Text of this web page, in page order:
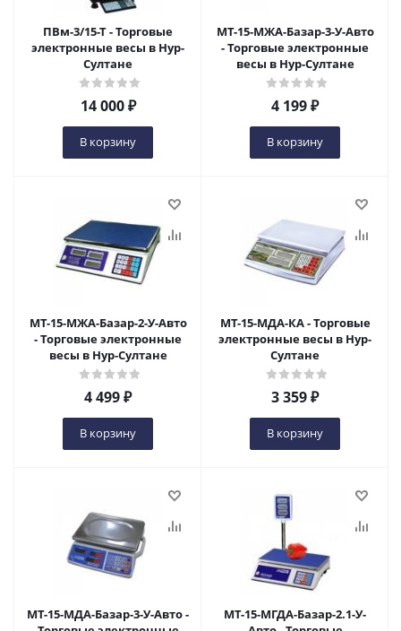
ПВм-3/15-Т - Торговые
электронные весы в Нур-
Султане
14 000₽
В корзину
МТ-15-МЖА-Базар-3-У-Авто
- Торговые электронные
весы в Нур-Султане
4 199₽
В корзину
МТ-15-МЖА-Базар-2-У-Авто
- Торговые электронные
весы в Нур-Султане
4 499₽
В корзину
МТ-15-МДА-КА - Торговые
электронные весы в Нур-
Султане
3 359₽
В корзину
МТ-15-МДА-Базар-3-У-Авто -
МТ-15-МГДА-Базар-2.1-У-